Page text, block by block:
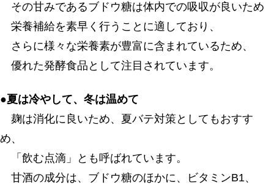
その甘みであるブドウ糖は体内での吸収が良いため
栄養補給を素早く行うことに適しており、
さらに様々な栄養素が豊富に含まれているため、
優れた発酵食品として注目されています。
●夏は冷やして、冬は温めて
麹は消化に良いため、夏バテ対策としてもおすす
め、
「飲む点滴」とも呼ばれています。
甘酒の成分は、ブドウ糖のほかに、ビタミンB1、